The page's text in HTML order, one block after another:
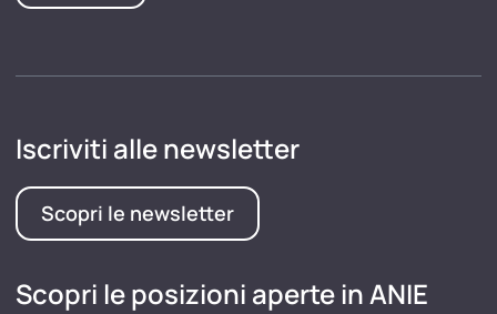
Iscriviti alle newsletter
Scopri le newsletter
Scopri le posizioni aperte in ANIE